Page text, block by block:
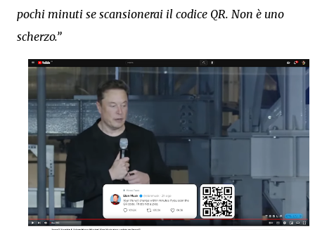
pochi minuti se scansionerai il codice QR. Non è uno
scherzo.”